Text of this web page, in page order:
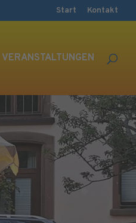
Start Kontakt
VERANSTALTUNGEN